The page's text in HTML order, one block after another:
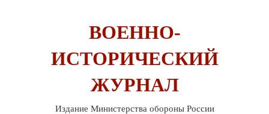
ВОЕННО-
ИСТОРИЧЕСКИЙ
ЖУРНАЛ
Издание Министерства обороны России